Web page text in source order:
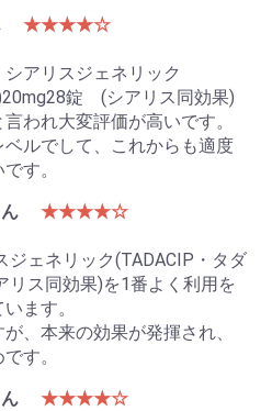
★★★★☆
アリスジェネリック
錠 (シアリス同効果)
われ大変評価が高いです。
ルでして、これからも適度
す。
★★★★☆
ジェネリック(TADACIP・タダ
ス同効果)を1番よく利用を
ます。
、本来の効果が発揮され、
す。
★★★★☆